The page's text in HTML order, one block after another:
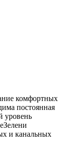
комфортных
постоянная
уровень
и канальных